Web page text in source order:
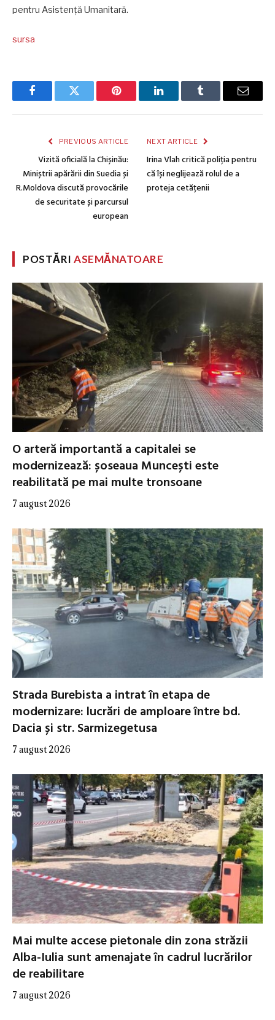
pentru Asistență Umanitară.
sursa
FacebookTwitter Pinterest LinkedInTumblr Email
PREVIOUS ARTICLE
Vizită oficială la Chișinău:
Miniștrii apărării din Suedia și
R.Moldova discută provocările
de securitate și parcursul
european
NEXT ARTICLE
Irina Vlah critică poliția pentru
că își neglijează rolul de a
proteja cetățenii
POSTĂRIASEMĂNATOARE
O arteră importantă a capitalei se
modernizează: șoseaua Muncești este
reabilitată pe mai multe tronsoane
7 august 2026
Strada Burebista a intrat în etapa de
modernizare: lucrări de amploare între bd.
Dacia și str. Sarmizegetusa
7 august 2026
Mai multe accese pietonale din zona străzii
Alba-Iulia sunt amenajate în cadrul lucrărilor
de reabilitare
7 august 2026